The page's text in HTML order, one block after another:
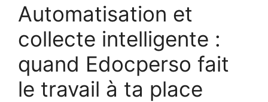
Automatisation et
collecte intelligente :
quand Edocperso fait
le travail à ta place